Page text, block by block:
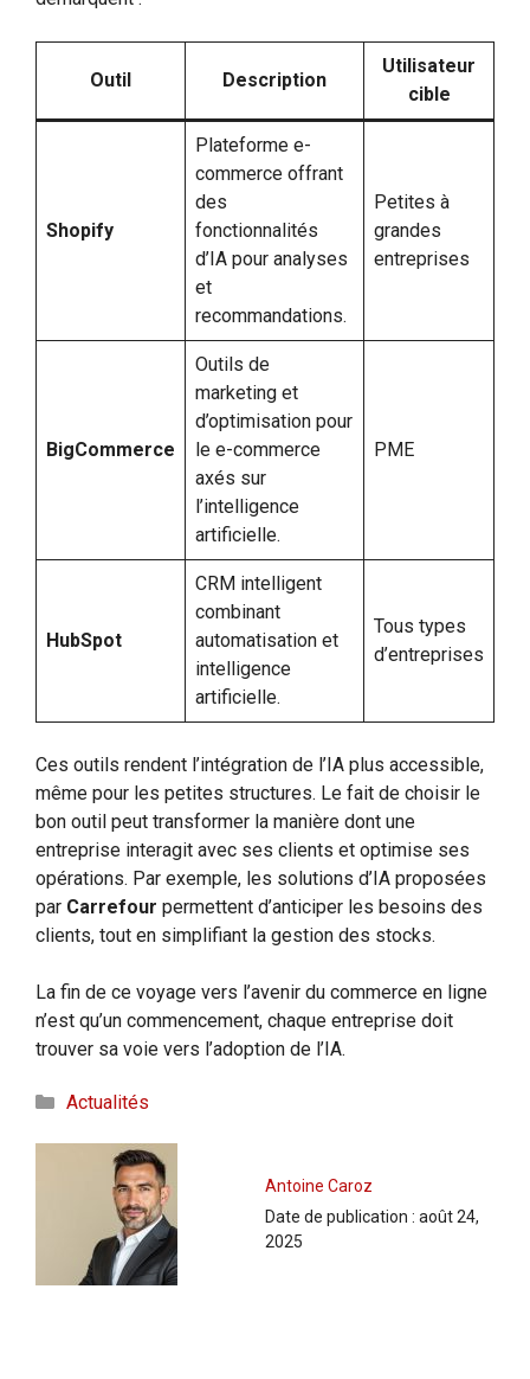
Outil Description
Utilisateur
cible
Shopify
Plateforme e-
commerce offrant
des
fonctionnalités
d’IA pour analyses
et
recommandations.
Petites à
grandes
entreprises
BigCommerce
Outils de
marketing et
d’optimisation pour
le e-commerce
axés sur
l’intelligence
artificielle.
PME
HubSpot
CRM intelligent
combinant
automatisation et
intelligence
artificielle.
Tous types
d’entreprises
Ces outils rendent l’intégration de l’IA plus accessible,
même pour les petites structures. Le fait de choisir le
bon outil peut transformer la manière dont une
entreprise interagit avec ses clients et optimise ses
opérations. Par exemple, les solutions d’IA proposées
par Carrefour permettent d’anticiper les besoins des
clients, tout en simplifiant la gestion des stocks.
La fin de ce voyage vers l’avenir du commerce en ligne
n’est qu’un commencement, chaque entreprise doit
trouver sa voie vers l’adoption de l’IA.
Catégories
Actualités
Antoine Caroz
Date de publication : août 24,
2025